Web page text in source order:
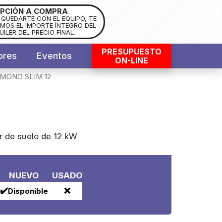
A COMPRA
CON EL EQUIPO, TE
EL IMPORTE ÍNTEGRO DEL
DEL PRECIO FINAL.
Eventos
PRESUPUESTO
ON-LINE
SLIM 12
suelo de 12 kW
NUEVO
✔️Disponible
USADO
❌